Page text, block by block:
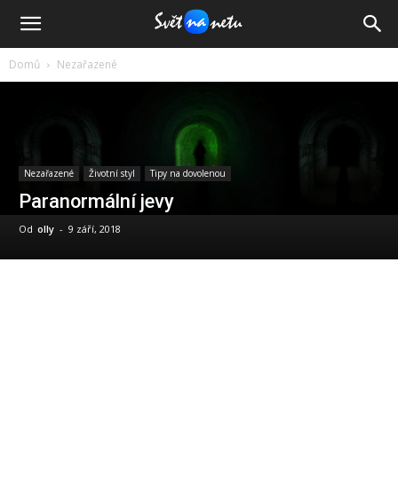
Domů Nezařazené
Nezařazené Životní styl Tipy na dovolenou
Paranormální jevy
Od olly - 9 září, 2018